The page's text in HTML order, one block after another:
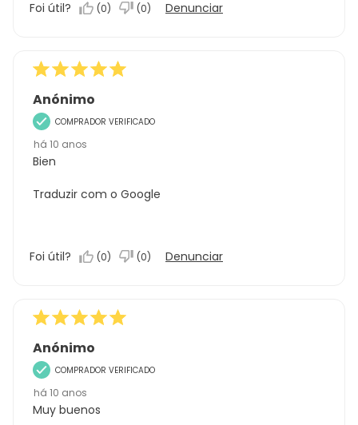
Foi útil? (0) (0) Denunciar
Anónimo
COMPRADOR VERIFICADO
há 10 anos
Bien
Traduzir com o Google
Foi útil? (0) (0) Denunciar
Anónimo
COMPRADOR VERIFICADO
há 10 anos
Muy buenos